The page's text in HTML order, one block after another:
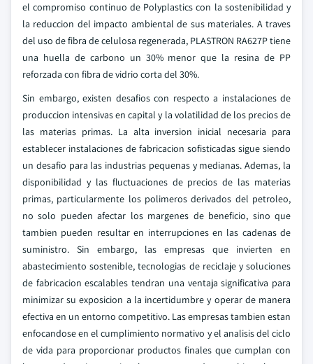
el compromiso continuo de Polyplastics con la sostenibilidad y
la reduccion del impacto ambiental de sus materiales. A traves
del uso de fibra de celulosa regenerada, PLASTRON RA627P tiene
una huella de carbono un 30% menor que la resina de PP
reforzada con fibra de vidrio corta del 30%.
Sin embargo, existen desafios con respecto a instalaciones de
produccion intensivas en capital y la volatilidad de los precios de
las materias primas. La alta inversion inicial necesaria para
establecer instalaciones de fabricacion sofisticadas sigue siendo
un desafio para las industrias pequenas y medianas. Ademas, la
disponibilidad y las fluctuaciones de precios de las materias
primas, particularmente los polimeros derivados del petroleo,
no solo pueden afectar los margenes de beneficio, sino que
tambien pueden resultar en interrupciones en las cadenas de
suministro. Sin embargo, las empresas que invierten en
abastecimiento sostenible, tecnologias de reciclaje y soluciones
de fabricacion escalables tendran una ventaja significativa para
minimizar su exposicion a la incertidumbre y operar de manera
efectiva en un entorno competitivo. Las empresas tambien estan
enfocandose en el cumplimiento normativo y el analisis del ciclo
de vida para proporcionar productos finales que cumplan con